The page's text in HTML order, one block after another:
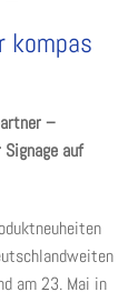
kompas
–
auf
am 23. Mai in